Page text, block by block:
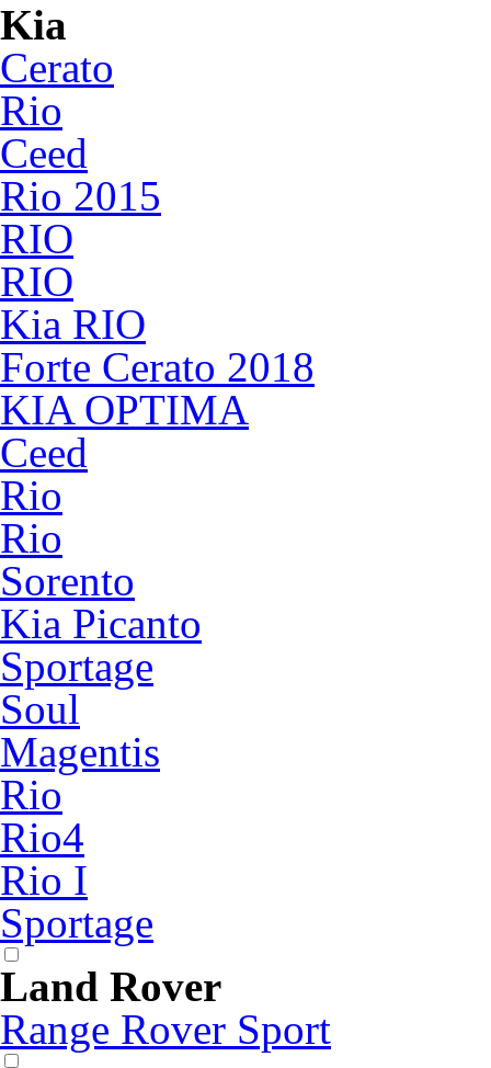
Kia
Cerato
Rio
Ceed
Rio 2015
RIO
RIO
Kia RIO
Forte Cerato 2018
KIA OPTIMA
Ceed
Rio
Rio
Sorento
Kia Picanto
Sportage
Soul
Magentis
Rio
Rio4
Rio I
Sportage
Land Rover
Range Rover Sport